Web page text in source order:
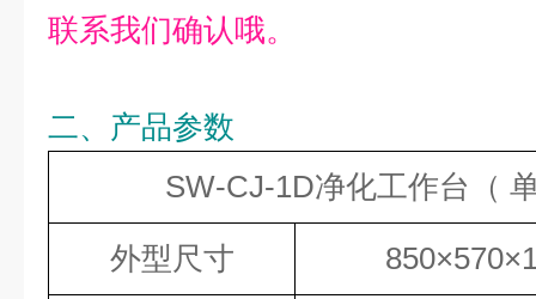
联系我们确认哦。
二、产品参数
SW-CJ-1D净化工作台（
外型尺寸